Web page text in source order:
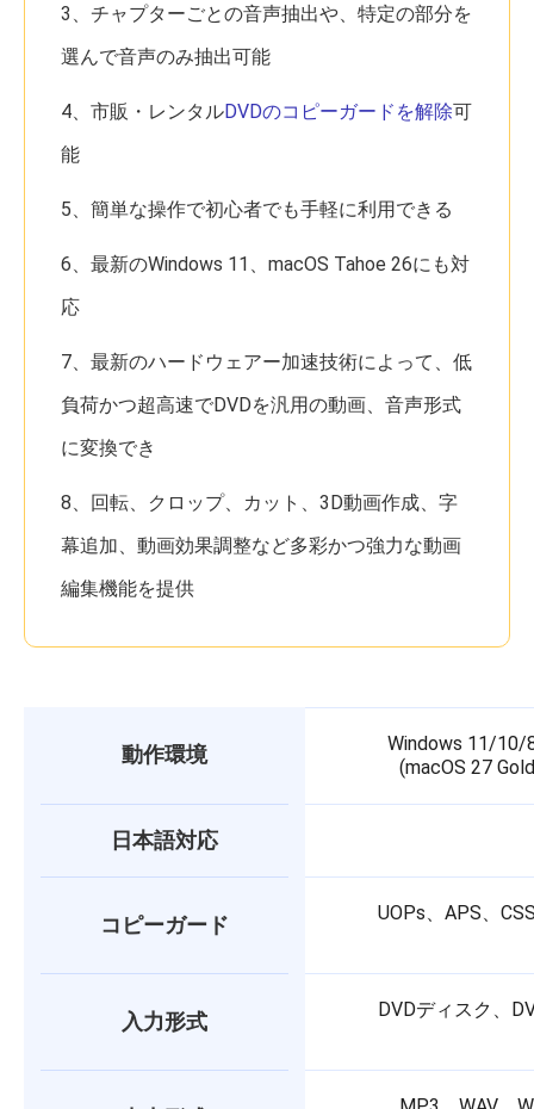
3、チャプターごとの音声抽出や、特定の部分を
選んで音声のみ抽出可能
4、市販・レンタルDVDのコピーガードを解除可
能
5、簡単な操作で初心者でも手軽に利用できる
6、最新のWindows 11、macOS Tahoe 26にも対
応
7、最新のハードウェアー加速技術によって、低
負荷かつ超高速でDVDを汎用の動画、音声形式
に変換でき
8、回転、クロップ、カット、3D動画作成、字
幕追加、動画効果調整など多彩かつ強力な動画
編集機能を提供
動作環境
Windows 11/10/
(macOS 27
日本語対応
コピーガード UOPs、APS、
入力形式 DVDディスク、